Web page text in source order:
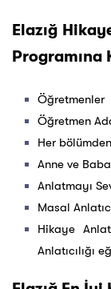
Elazığ
Programına
Öğretmenler
Öğretmen
Her
Anne ve
Anlatmayı
Masal
Hikaye
Anlatıcılığı